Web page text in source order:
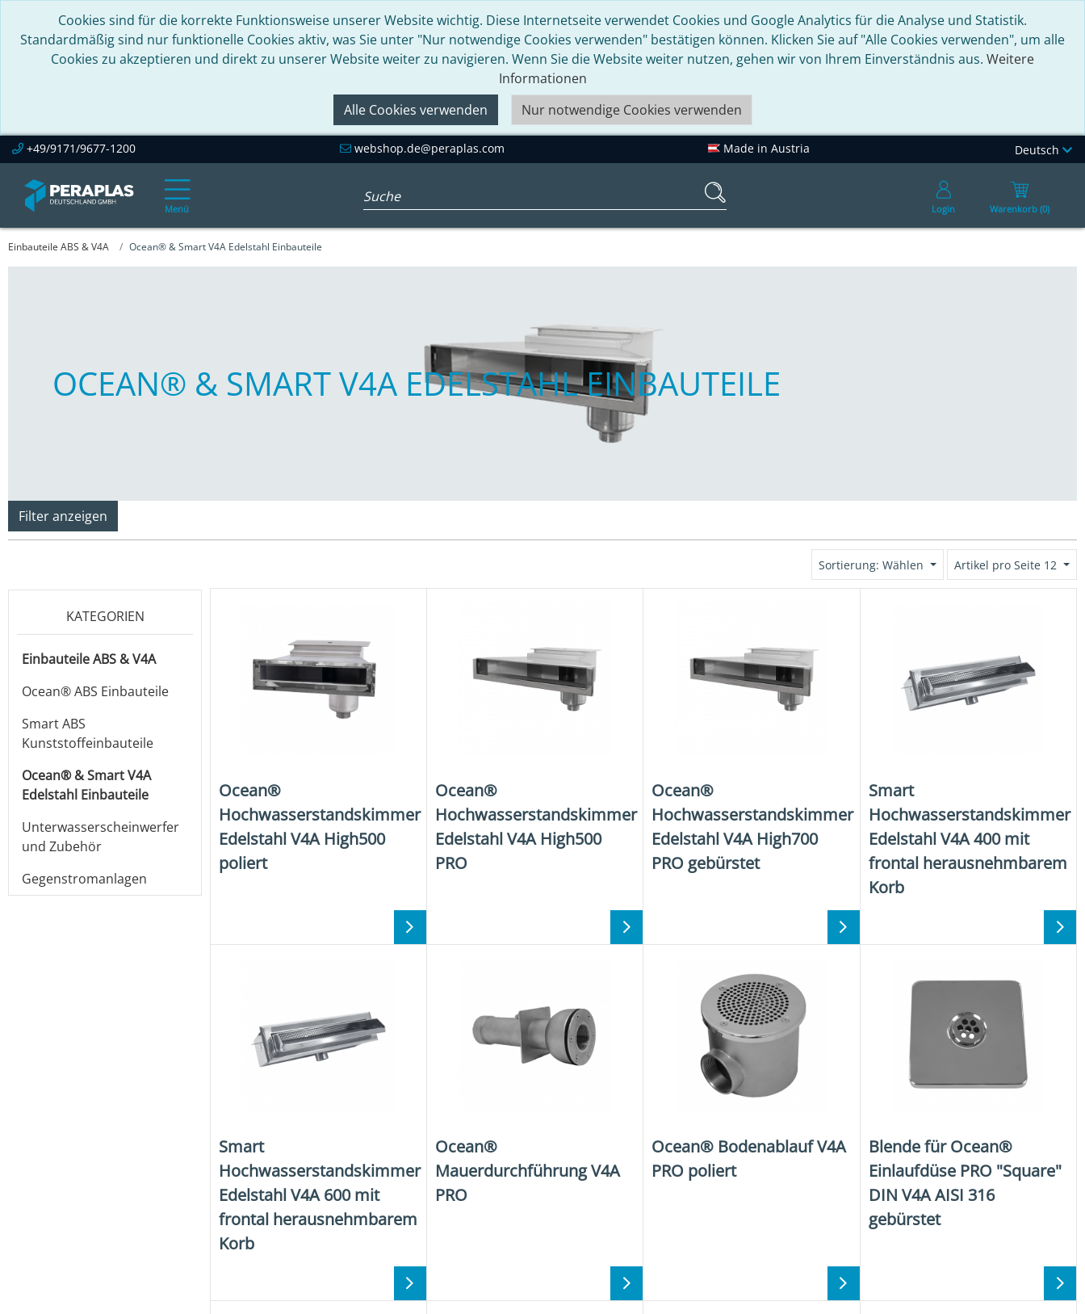
Cookies sind für die korrekte Funktionsweise unserer Website wichtig. Diese Internetseite verwendet Cookies und Google Analytics für die Analyse und Statistik.
Standardmäßig sind nur funktionelle Cookies aktiv, was Sie unter "Nur notwendige Cookies verwenden" bestätigen können. Klicken Sie auf "Alle Cookies verwenden", um alle
Cookies zu akzeptieren und direkt zu unserer Website weiter zu navigieren. Wenn Sie die Website weiter nutzen, gehen wir von Ihrem Einverständnis aus. Weitere
Informationen
Alle Cookies verwenden
Nur notwendige Cookies verwenden
+49/9171/9677-1200 webshop.de@peraplas.com Made in Austria Deutsch
Menü Login Warenkorb (0)
Einbauteile ABS & V4A Ocean® & Smart V4A Edelstahl Einbauteile
OCEAN® & SMART V4A EDELSTAHL EINBAUTEILE
Filter anzeigen
KATEGORIEN
Einbauteile ABS & V4A
Ocean® ABS Einbauteile
Smart ABS
Kunststoffeinbauteile
Ocean® & Smart V4A
Edelstahl Einbauteile
Unterwasserscheinwerfer
und Zubehör
Gegenstromanlagen
Sortierung: Wählen Artikel pro Seite 12
Ocean®
Hochwasserstandskimmer
Edelstahl V4A High500
poliert
Ocean®
Hochwasserstandskimmer
Edelstahl V4A High500
PRO
Ocean®
Hochwasserstandskimmer
Edelstahl V4A High700
PRO gebürstet
Smart
Hochwasserstandskimmer
Edelstahl V4A 400 mit
frontal herausnehmbarem
Korb
Smart
Hochwasserstandskimmer
Edelstahl V4A 600 mit
frontal herausnehmbarem
Korb
Ocean®
Mauerdurchführung V4A
PRO
Ocean® Bodenablauf V4A
PRO poliert
Blende für Ocean®
Einlaufdüse PRO "Square"
DIN V4A AISI 316
gebürstet